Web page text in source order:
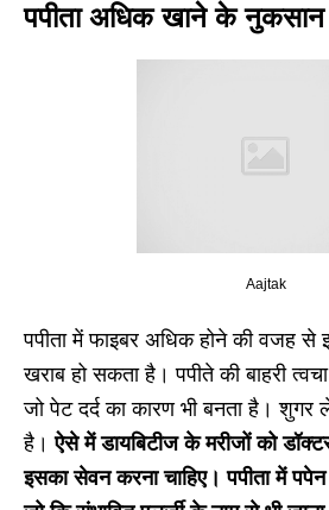
पपीता अधिक खाने के नुकसान
Aajtak
पपीता में फाइबर अधिक होने की वजह
खराब हो सकता है। पपीते की बाहरी
जो पेट दर्द का कारण भी बनता है। शुगर
है।ऐसे में डायबिटीज के मरीजों को
इसका सेवन करना चाहिए। पपीता में पपेन